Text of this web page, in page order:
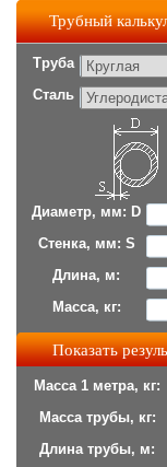
Трубный
Труба
Сталь
Диаметр, мм: D
Стенка, мм: S
Длина, м:
Масса, кг:
Масса 1 метра, кг:
Масса трубы, кг:
Длина трубы, м: